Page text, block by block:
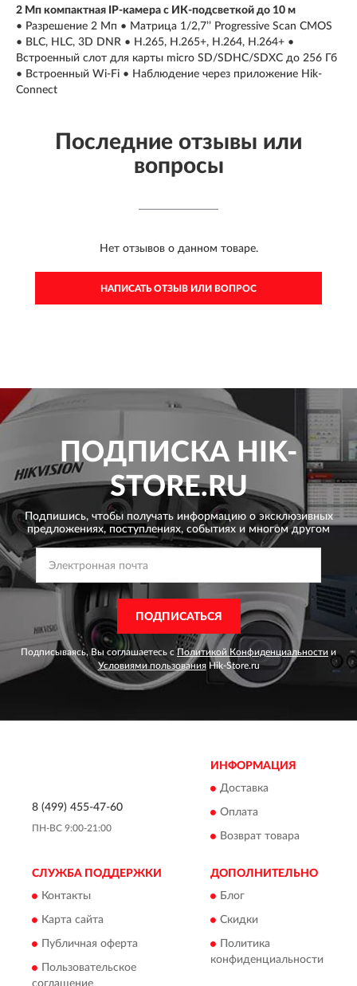
2 Мп компактная IP-камера с ИК-подсветкой до 10 м
• Разрешение 2 Мп • Матрица 1/2,7’’ Progressive Scan CMOS
• BLC, HLC, 3D DNR • H.265, H.265+, H.264, H.264+ •
Встроенный слот для карты micro SD/SDHC/SDXC до 256 Гб
• Встроенный Wi-Fi • Наблюдение через приложение Hik-
Connect
Последние отзывы или
вопросы
Нет отзывов о данном товаре.
НАПИСАТЬ ОТЗЫВ ИЛИ ВОПРОС
ПОДПИСКА HIK-
STORE.RU
Подпишись, чтобы получать информацию о эксклюзивных
предложениях, поступлениях, событиях и многом другом
ПОДПИСАТЬСЯ
Подписываясь, Вы соглашаетесь сПолитикой Конфиденциальности и
Условиями пользованияHik-Store.ru
8 (499) 455-47-60
ПН-ВС 9:00-21:00
ИНФОРМАЦИЯ
Доставка
Оплата
Возврат товара
СЛУЖБА ПОДДЕРЖКИ
Контакты
Карта сайта
Публичная оферта
Пользовательское
ДОПОЛНИТЕЛЬНО
Блог
Скидки
Политика
конфиденциальности